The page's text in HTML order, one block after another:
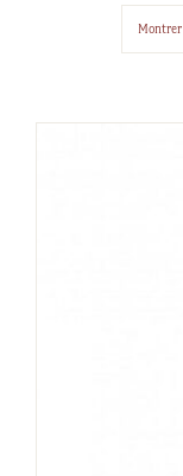
Montrer